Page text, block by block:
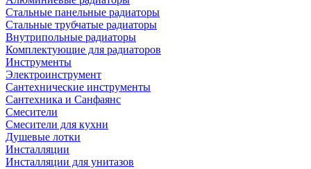
Стальные панельные радиаторы
Стальные трубчатые радиаторы
Внутрипольные радиаторы
Комплектующие для радиаторов
Инструменты
Электроинструмент
Сантехнические инструменты
Сантехника и Санфаянс
Смесители
Смесители для кухни
Душевые лотки
Инсталляции
Инсталляции для унитазов